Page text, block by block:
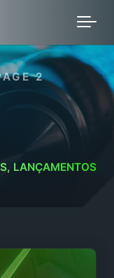
LANÇAMENTOS
2